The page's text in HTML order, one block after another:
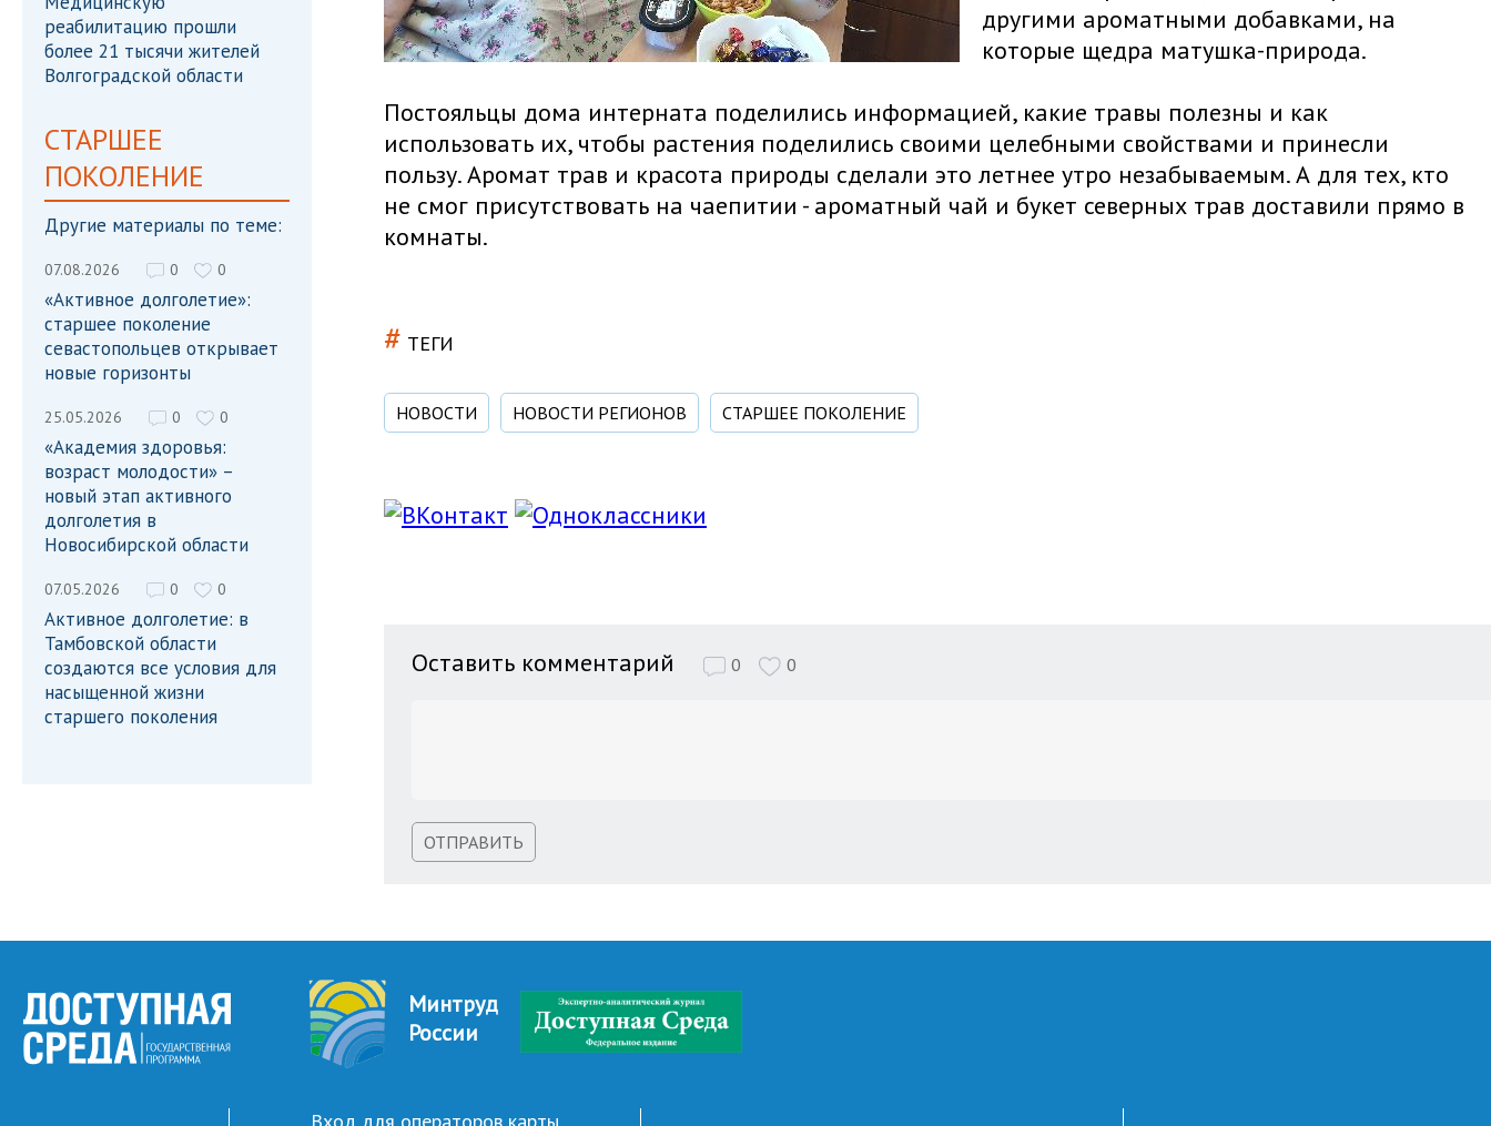
реабилитацию прошли
более 21 тысячи жителей
Волгоградской области
СТАРШЕЕ
ПОКОЛЕНИЕ
Другие материалы по теме:
07.08.2026 0 0
«Активное долголетие»:
старшее поколение
севастопольцев открывает
новые горизонты
25.05.2026 0 0
«Академия здоровья:
возраст молодости» –
новый этап активного
долголетия в
Новосибирской области
07.05.2026 0 0
Активное долголетие: в
Тамбовской области
создаются все условия для
насыщенной жизни
старшего поколения
другими ароматными добавками, на
которые щедра матушка-природа.
Постояльцы дома интерната поделились информацией, какие травы полезны и как
использовать их, чтобы растения поделились своими целебными свойствами и принесли
пользу. Аромат трав и красота природы сделали это летнее утро незабываемым. А для тех, кто
не смог присутствовать на чаепитии - ароматный чай и букет северных трав доставили прямо в
комнаты.
# ТЕГИ
НОВОСТИ НОВОСТИ РЕГИОНОВ СТАРШЕЕ ПОКОЛЕНИЕ
Оставить комментарий 0 0
ОТПРАВИТЬ
Минтруд
России